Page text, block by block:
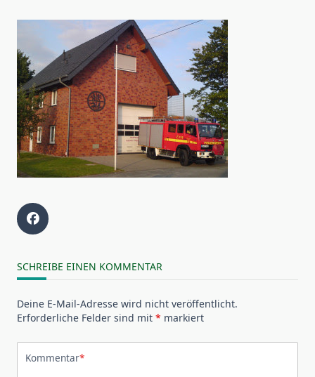
SCHREIBE EINEN KOMMENTAR
Deine E-Mail-Adresse wird nicht veröffentlicht.
Erforderliche Felder sind mit * markiert
Kommentar*